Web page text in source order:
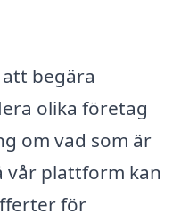
begära
olika företag
om vad som är
vår plattform kan
för